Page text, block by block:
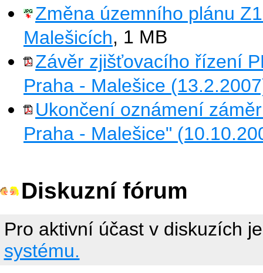
Změna územního plánu
Malešicích, 1 MB
Závěr zjišťovacího řízení
Praha - Malešice
Ukončení oznámení
Praha - Malešice"
Diskuzní fórum
Pro aktivní účast v diskuzích
systému.